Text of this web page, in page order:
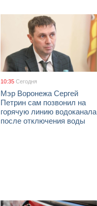
10:35 Сегодня
Мэр Воронежа Сергей
Петрин сам позвонил на
горячую линию водоканала
после отключения воды